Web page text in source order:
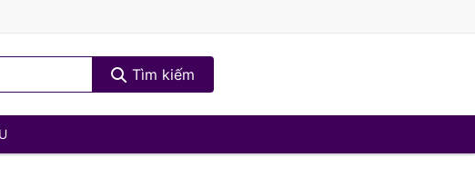
Tìm kiếm